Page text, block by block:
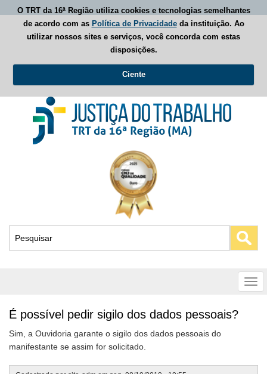
O TRT da 16ª Região utiliza cookies e tecnologias semelhantes
de acordo com as Política de Privacidadeda instituição. Ao
utilizar nossos sites e serviços, você concorda com estas
disposições.
Ciente
É possível pedir sigilo dos dados pessoais?
Sim, a Ouvidoria garante o sigilo dos dados pessoais do
manifestante se assim for solicitado.